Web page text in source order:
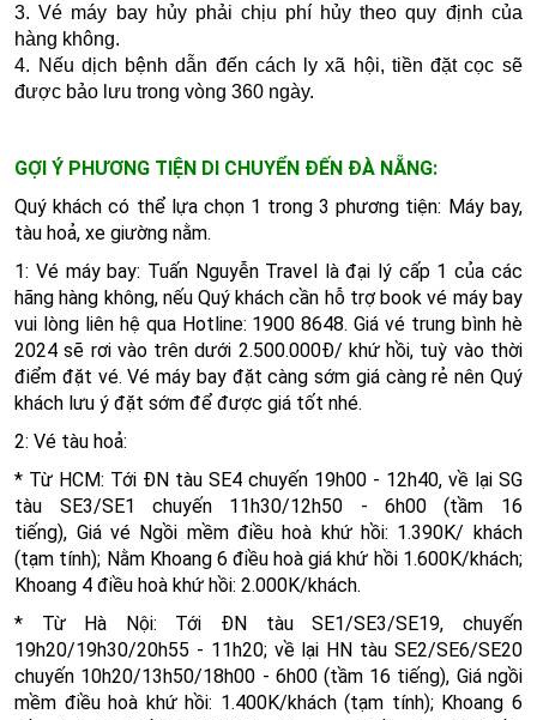
3. Vé máy bay hủy phải chịu phí hủy theo quy định của
hàng không.
4. Nếu dịch bệnh dẫn đến cách ly xã hội, tiền đặt cọc sẽ
được bảo lưu trong vòng 360 ngày.
GỢI Ý PHƯƠNG TIỆN DI CHUYỂN ĐẾN ĐÀ NẴNG:
Quý khách có thể lựa chọn 1 trong 3 phương tiện: Máy bay,
tàu hoả, xe giường nằm.
1: Vé máy bay: Tuấn Nguyễn Travel là đại lý cấp 1 của các
hãng hàng không, nếu Quý khách cần hỗ trợ book vé máy bay
vui lòng liên hệ qua Hotline: 1900 8648. Giá vé trung bình hè
2024 sẽ rơi vào trên dưới 2.500.000Đ/ khứ hồi, tuỳ vào thời
điểm đặt vé. Vé máy bay đặt càng sớm giá càng rẻ nên Quý
khách lưu ý đặt sớm để được giá tốt nhé.
2: Vé tàu hoả:
* Từ HCM: Tới ĐN tàu SE4 chuyến 19h00 - 12h40, về lại SG
tàu SE3/SE1 chuyến 11h30/12h50 - 6h00 (tầm 16
tiếng), Giá vé Ngồi mềm điều hoà khứ hồi: 1.390K/ khách
(tạm tính); Nằm Khoang 6 điều hoà giá khứ hồi 1.600K/khách;
Khoang 4 điều hoà khứ hồi: 2.000K/khách.
* Từ Hà Nội: Tới ĐN tàu SE1/SE3/SE19, chuyến
19h20/19h30/20h55 - 11h20; về lại HN tàu SE2/SE6/SE20
chuyến 10h20/13h50/18h00 - 6h00 (tầm 16 tiếng), Giá ngồi
mềm điều hoà khứ hồi: 1.400K/khách (tạm tính); Khoang 6